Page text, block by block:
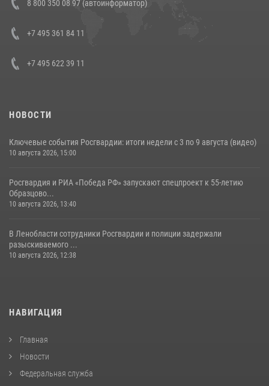
В Челябинске росгвардейцы задержали злоумышленников,
напавших на бригаду скорой помощи (видео)
14 июля 2026, 12:20
8 800 350 08 97 (автоинформатор)
+7 495 361 84 11
+7 495 622 39 11
НОВОСТИ
Ключевые события Росгвардии: итоги недели с 3 по 9 августа (видео)
10 августа 2026, 15:00
Росгвардия и РИА «Победа РФ» запускают спецпроект к 55-летию
Образцово...
10 августа 2026, 13:40
В Ленобласти сотрудники Росгвардии и полиции задержали
разыскиваемого ...
10 августа 2026, 12:38
НАВИГАЦИЯ
Главная
Новости
Федеральная служба